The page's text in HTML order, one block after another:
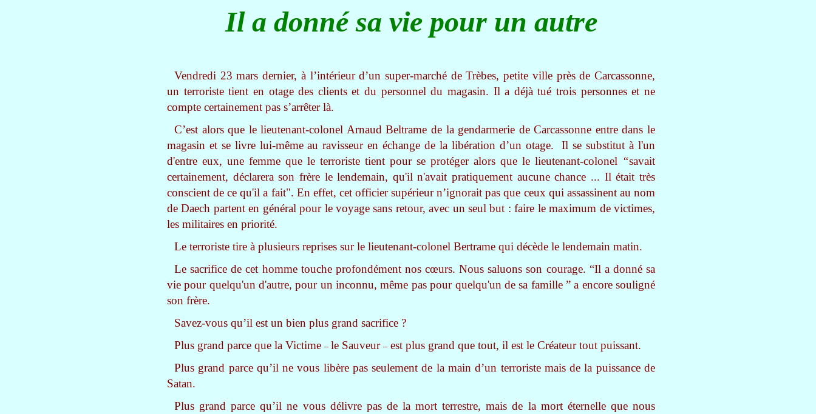
Il a donné sa vie pour un autre
Vendredi 23 mars dernier, à l’intérieur d’un super-marché de Trèbes, petite ville près de Carcassonne,
un terroriste tient en otage des clients et du personnel du magasin. Il a déjà tué trois personnes et ne
compte certainement pas s’arrêter là.
C’est alors que le lieutenant-colonel Arnaud Beltrame de la gendarmerie de Carcassonne entre dans le
magasin et se livre lui-même au ravisseur en échange de la libération d’un otage. Il se substitut à l'un
d'entre eux, une femme que le terroriste tient pour se protéger alors que le lieutenant-colonel “savait
certainement, déclarera son frère le lendemain, qu'il n'avait pratiquement aucune chance ... Il était très
conscient de ce qu'il a fait". En effet, cet officier supérieur n’ignorait pas que ceux qui assassinent au nom
de Daech partent en général pour le voyage sans retour, avec un seul but : faire le maximum de victimes,
les militaires en priorité.
Le terroriste tire à plusieurs reprises sur le lieutenant-colonel Bertrame qui décède le lendemain matin.
Le sacrifice de cet homme touche profondément nos cœurs. Nous saluons son courage. “Il a donné sa
vie pour quelqu'un d'autre, pour un inconnu, même pas pour quelqu'un de sa famille ” a encore souligné
son frère.
Savez-vous qu’il est un bien plus grand sacrifice ?
Plus grand parce que la Victime – le Sauveur – est plus grand que tout, il est le Créateur tout puissant.
Plus grand parce qu’il ne vous libère pas seulement de la main d’un terroriste mais de la puissance de
Satan.
Plus grand parce qu’il ne vous délivre pas de la mort terrestre, mais de la mort éternelle que nous